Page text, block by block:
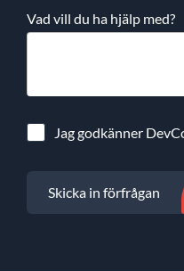
Vad vill du ha hjälp med?
Jag godkänner
Skicka in förfrågan